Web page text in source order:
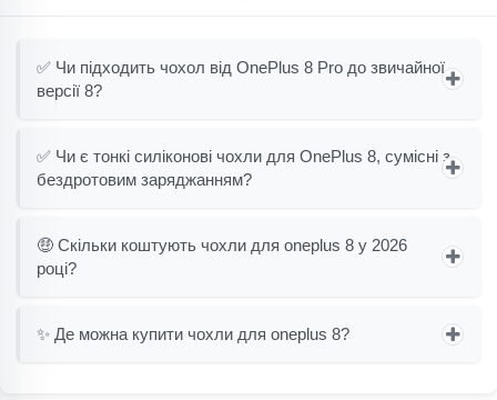
✅ Чи підходить чохол від OnePlus 8 Pro до звичайної
версії 8?
✅ Чи є тонкі силіконові чохли для OnePlus 8, сумісні з
бездротовим заряджанням?
🤑 Скільки коштують чохли для oneplus 8 у 2026
році?
✨ Де можна купити чохли для oneplus 8?